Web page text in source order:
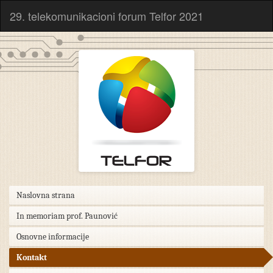
29. telekomunikacioni forum Telfor 2021
Naslovna strana
In memoriam prof. Paunović
Osnovne informacije
Kontakt